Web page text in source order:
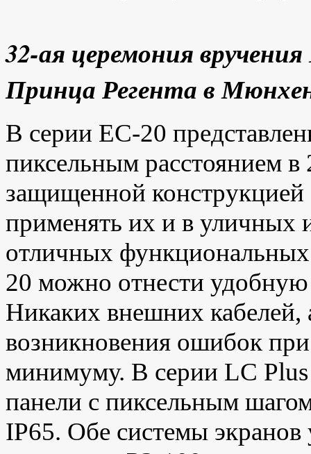
32-ая церемония
Принца Регента в
В серии EC-20
пиксельным расстоянием
защищенной конструкцией
применять их и в уличных
отличных функциональных
20 можно отнести
Никаких внешних кабелей,
возникновения ошибок
минимуму. В серии LC Plus
панели с пиксельным
IP65. Обе системы экранов